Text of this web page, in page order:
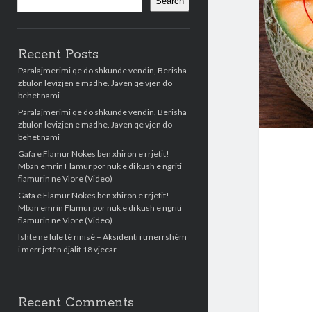
Recent Posts
Paralajmerimi qe do shkunde vendin, Berisha
zbulon levizjen e madhe. Javen qe vjen do
behet nami
Paralajmerimi qe do shkunde vendin, Berisha
zbulon levizjen e madhe. Javen qe vjen do
behet nami
Gafa e Flamur Nokes ben xhiron e rrjetit!
Mban emrin Flamur por nuk e di kush e ngriti
flamurin ne Vlore (Video)
Gafa e Flamur Nokes ben xhiron e rrjetit!
Mban emrin Flamur por nuk e di kush e ngriti
flamurin ne Vlore (Video)
Ishte ne lule të rinisë – Aksidenti i tmerrshëm
i merr jetën djalit 18 vjecar
Recent Comments